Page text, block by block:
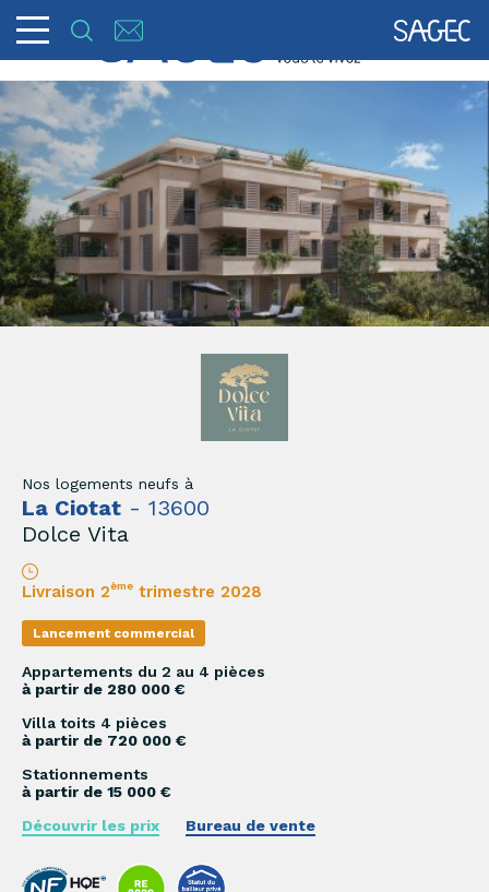
Nos logements neufs à
La Ciotat - 13600
Dolce Vita
Livraison 2ème trimestre 2028
Lancement commercial
Appartements du 2 au 4 pièces
à partir de 280 000 €
Villa toits 4 pièces
à partir de 720 000 €
Stationnements
à partir de 15 000 €
Découvrir les prix
Bureau de vente